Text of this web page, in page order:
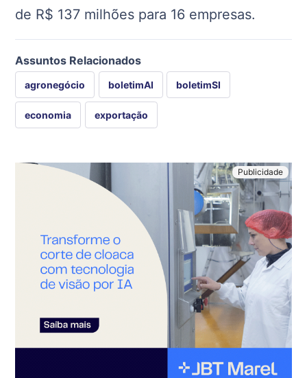
de R$ 137 milhões para 16 empresas.
Assuntos Relacionados
agronegócio boletimAI boletimSI
economia exportação